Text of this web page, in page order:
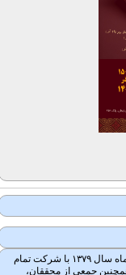
در نخستین همایش ملی فرش در آموزش عالی که در مهرماه سال ۱۳۷۹ با شرکت تمام
جمعی از محققان،